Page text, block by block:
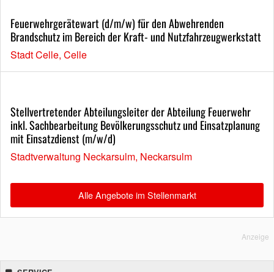
Feuerwehrgerätewart (d/m/w) für den Abwehrenden
Brandschutz im Bereich der Kraft- und Nutzfahrzeugwerkstatt
Stadt Celle, Celle
Stellvertretender Abteilungsleiter der Abteilung Feuerwehr
inkl. Sachbearbeitung Bevölkerungsschutz und Einsatzplanung
mit Einsatzdienst (m/w/d)
Stadtverwaltung Neckarsulm, Neckarsulm
Alle Angebote im Stellenmarkt
Anzeige